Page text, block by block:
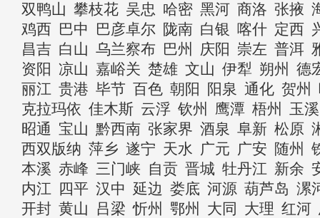
双鸭山 攀枝花 吴忠 哈密 黑河 商洛 张掖
鸡西 巴中 巴彦卓尔 陇南 白银 喀什 定西
昌吉 白山 乌兰察布 巴州 庆阳 崇左 普洱
资阳 凉山 嘉峪关 楚雄 文山 伊犁 朔州
德
丽江 贵港 毕节 百色 朝阳 阳泉 通化 贺州
克拉玛依 佳木斯 云浮 钦州 鹰潭 梧州
玉溪
昭通
宝山 黔西南 张家界 酒泉 阜新 松原
西双版纳 萍乡 遂宁 天水 广元 广安 随州
本溪 赤峰 三门峡 自贡 晋城 牡丹江 新余
内江 四平 汉中 延边 娄底 河源 葫芦岛 漯
开封 黄山 吕梁 忻州 鄂州 大同 大理 红河